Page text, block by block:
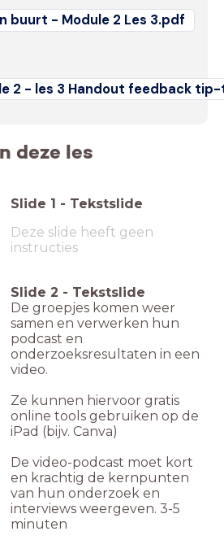
buurt - Module 2 Les 3.pdf
2 - les 3 Handout feedback
deze les
Slide 1 - Tekstslide
Deze slide heeft geen
instructies
Slide 2 - Tekstslide
De groepjes komen weer
samen en verwerken hun
podcast en
onderzoeksresultaten in een
video.
Ze kunnen hiervoor gratis
online tools gebruiken op de
iPad (bijv. Canva)
De video-podcast moet kort
en krachtig de kernpunten
van hun onderzoek en
interviews weergeven. 3-5
minuten